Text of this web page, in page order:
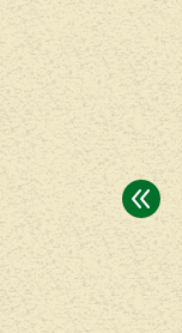
8
Maíz
un Menudo sin
como se
y el sur de
del sabor